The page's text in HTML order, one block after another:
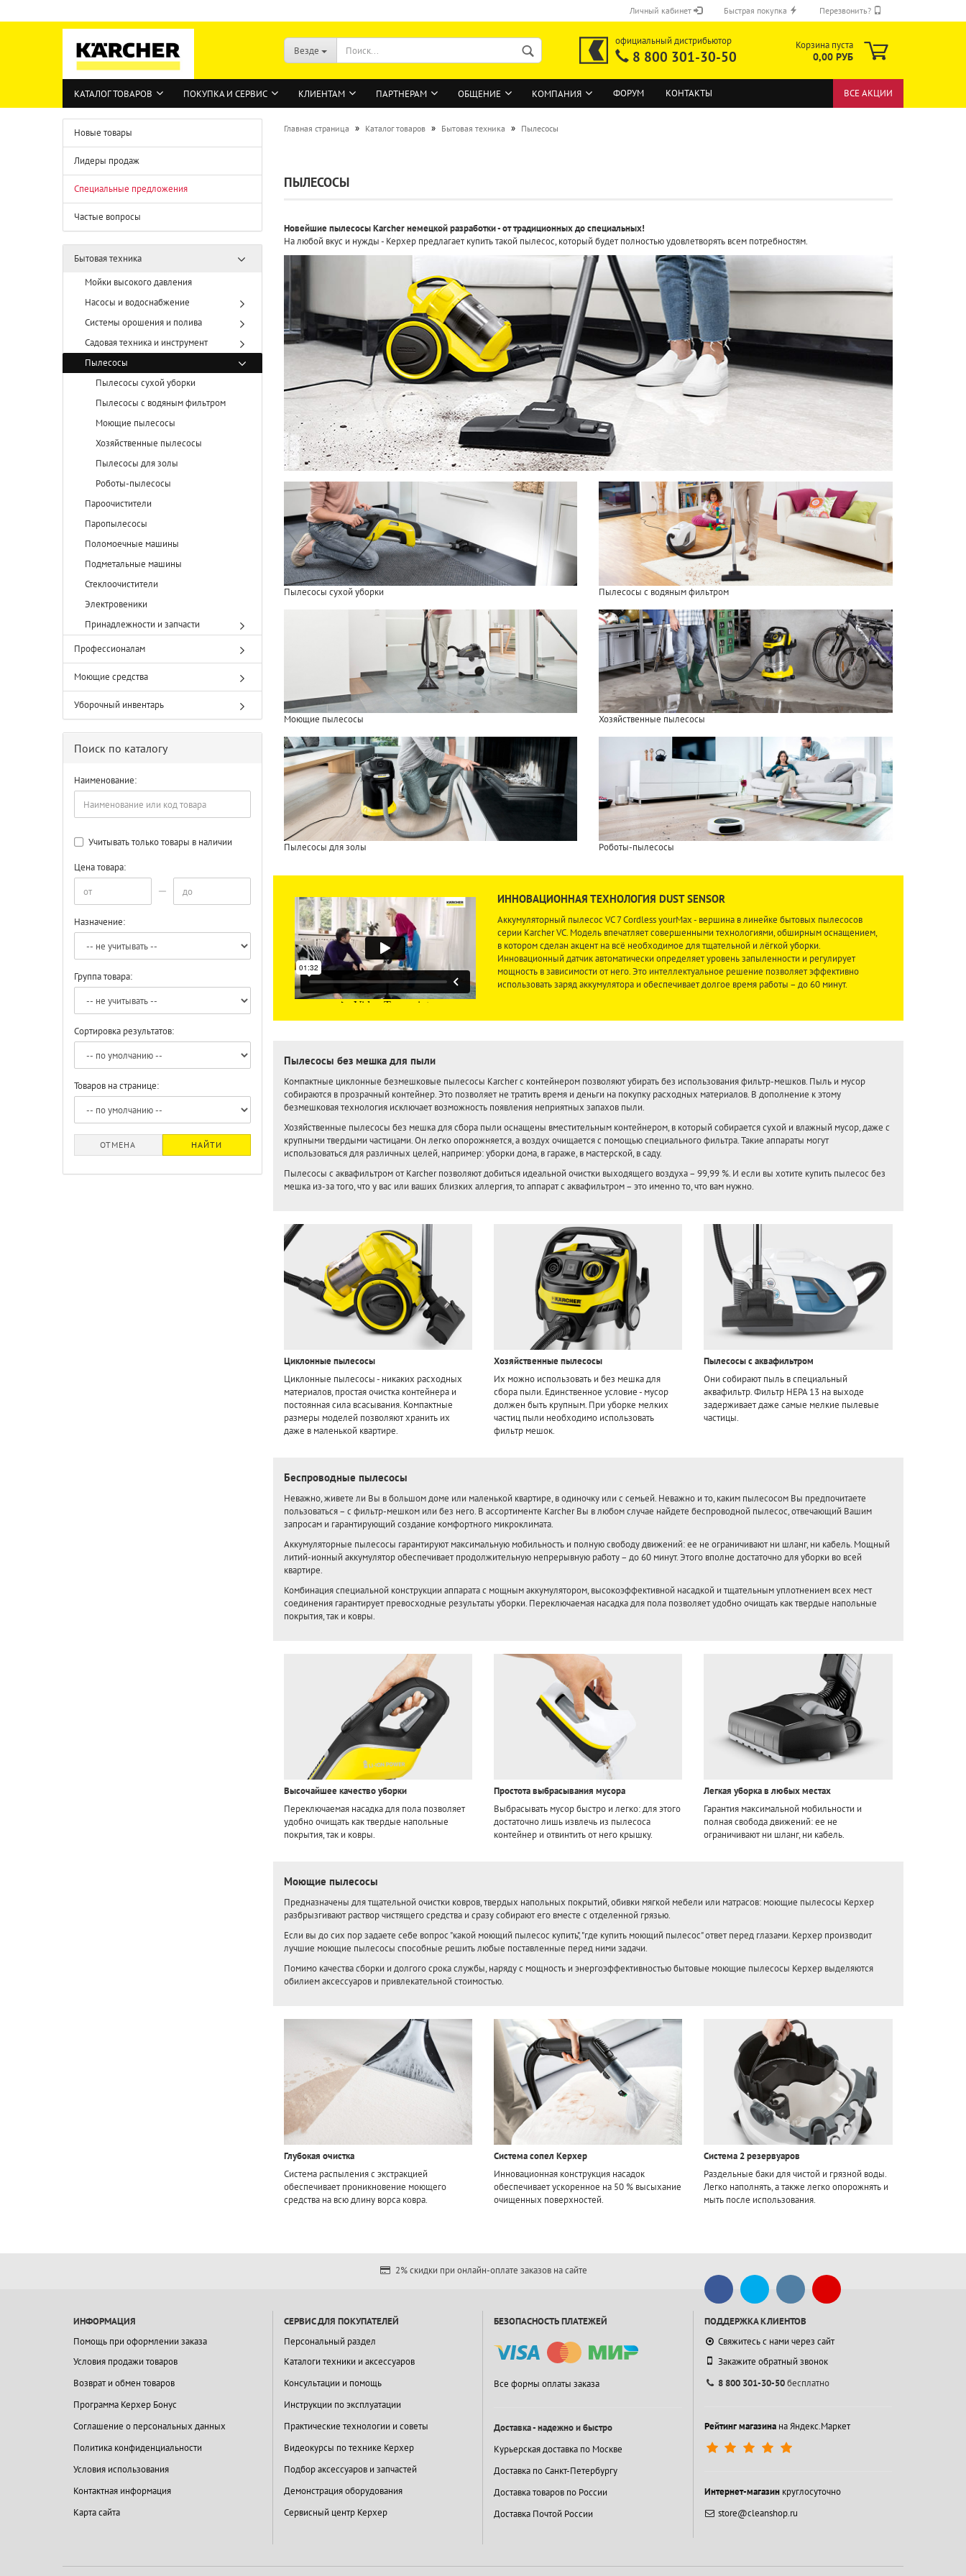
Личный кабинет Быстрая покупка Перезвонить?
Везде
официальный дистрибьютор
8 800 301-30-50
Корзина пуста
0,00 РУБ
КАТАЛОГ ТОВАРОВ ПОКУПКА И СЕРВИС КЛИЕНТАМ ПАРТНЕРАМ ОБЩЕНИЕ КОМПАНИЯ ФОРУМ КОНТАКТЫ ВСЕ АКЦИИ
Главная страница » Каталог товаров » Бытовая техника » Пылесосы
ПЫЛЕСОСЫ
Новейшие пылесосы Karcher немецкой разработки - от традиционных до специальных!
На любой вкус и нужды - Керхер предлагает купить такой пылесос, который будет полностью удовлетворять всем потребностям.
Пылесосы сухой уборки Пылесосы с водяным фильтром
Моющие пылесосы Хозяйственные пылесосы
Пылесосы для золы Роботы-пылесосы
ИННОВАЦИОННАЯ ТЕХНОЛОГИЯ DUST SENSOR
Аккумуляторный пылесос VC 7 Cordless yourMax - вершина в линейке бытовых пылесосов
серии Karcher VC. Модель впечатляет совершенными технологиями, обширным оснащением,
в котором сделан акцент на всё необходимое для тщательной и лёгкой уборки.
Инновационный датчик автоматически определяет уровень запыленности и регулирует
мощность в зависимости от него. Это интеллектуальное решение позволяет эффективно
использовать заряд аккумулятора и обеспечивает долгое время работы – до 60 минут.
Пылесосы без мешка для пыли
Компактные циклонные безмешковые пылесосы Karcher с контейнером позволяют убирать без использования фильтр-мешков. Пыль и мусор
собираются в прозрачный контейнер. Это позволяет не тратить время и деньги на покупку расходных материалов. В дополнение к этому
безмешковая технология исключает возможность появления неприятных запахов пыли.
Хозяйственные пылесосы без мешка для сбора пыли оснащены вместительным контейнером, в который собирается сухой и влажный мусор, даже с
крупными твердыми частицами. Он легко опорожняется, а воздух очищается с помощью специального фильтра. Такие аппараты могут
использоваться для различных целей, например: уборки дома, в гараже, в мастерской, в саду.
Пылесосы с аквафильтром от Karcher позволяют добиться идеальной очистки выходящего воздуха – 99,99 %. И если вы хотите купить пылесос без
мешка из-за того, что у вас или ваших близких аллергия, то аппарат с аквафильтром – это именно то, что вам нужно.
Циклонные пылесосы
Циклонные пылесосы - никаких расходных
материалов, простая очистка контейнера и
постоянная сила всасывания. Компактные
размеры моделей позволяют хранить их
даже в маленькой квартире.
Хозяйственные пылесосы
Их можно использовать и без мешка для
сбора пыли. Единственное условие - мусор
должен быть крупным. При уборке мелких
частиц пыли необходимо использовать
фильтр мешок.
Пылесосы с аквафильтром
Они собирают пыль в специальный
аквафильтр. Фильтр HEPA 13 на выходе
задерживает даже самые мелкие пылевые
частицы.
Беспроводные пылесосы
Неважно, живете ли Вы в большом доме или маленькой квартире, в одиночку или с семьей. Неважно и то, каким пылесосом Вы предпочитаете
пользоваться – с фильтр-мешком или без него. В ассортименте Karcher Вы в любом случае найдете беспроводной пылесос, отвечающий Вашим
запросам и гарантирующий создание комфортного микроклимата.
Аккумуляторные пылесосы гарантируют максимальную мобильность и полную свободу движений: ее не ограничивают ни шланг, ни кабель. Мощный
литий-ионный аккумулятор обеспечивает продолжительную непрерывную работу – до 60 минут. Этого вполне достаточно для уборки во всей
квартире.
Комбинация специальной конструкции аппарата с мощным аккумулятором, высокоэффективной насадкой и тщательным уплотнением всех мест
соединения гарантирует превосходные результаты уборки. Переключаемая насадка для пола позволяет удобно очищать как твердые напольные
покрытия, так и ковры.
Высочайшее качество уборки
Переключаемая насадка для пола позволяет
удобно очищать как твердые напольные
покрытия, так и ковры.
Простота выбрасывания мусора
Выбрасывать мусор быстро и легко: для этого
достаточно лишь извлечь из пылесоса
контейнер и отвинтить от него крышку.
Легкая уборка в любых местах
Гарантия максимальной мобильности и
полная свобода движений: ее не
ограничивают ни шланг, ни кабель.
Моющие пылесосы
Предназначены для тщательной очистки ковров, твердых напольных покрытий, обивки мягкой мебели или матрасов: моющие пылесосы Керхер
разбрызгивают раствор чистящего средства и сразу собирают его вместе с отделенной грязью.
Если вы до сих пор задаете себе вопрос "какой моющий пылесос купить", "где купить моющий пылесос" ответ перед глазами. Керхер производит
лучшие моющие пылесосы способные решить любые поставленные перед ними задачи.
Помимо качества сборки и долгого срока службы, наряду с мощность и энергоэффективностью бытовые моющие пылесосы Керхер выделяются
обилием аксессуаров и привлекательной стоимостью.
Глубокая очистка
Система распыления с экстракцией
обеспечивает проникновение моющего
средства на всю длину ворса ковра.
Система сопел Керхер
Инновационная конструкция насадок
обеспечивает ускоренное на 50 % высыхание
очищенных поверхностей.
Система 2 резервуаров
Раздельные баки для чистой и грязной воды.
Легко наполнять, а также легко опорожнять и
мыть после использования.
Новые товары
Лидеры продаж
Специальные предложения
Частые вопросы
Бытовая техника
Мойки высокого давления
Насосы и водоснабжение
Системы орошения и полива
Садовая техника и инструмент
Пылесосы
Пылесосы сухой уборки
Пылесосы с водяным фильтром
Моющие пылесосы
Хозяйственные пылесосы
Пылесосы для золы
Роботы-пылесосы
Пароочистители
Паропылесосы
Поломоечные машины
Подметальные машины
Стеклоочистители
Электровеники
Принадлежности и запчасти
Профессионалам
Моющие средства
Уборочный инвентарь
Поиск по каталогу
Наименование:
Учитывать только товары в наличии
Цена товара:
Назначение:
Группа товара:
Сортировка результатов:
Товаров на странице:
ОТМЕНА НАЙТИ
2% скидки при онлайн-оплате заказов на сайте
ИНФОРМАЦИЯ
Помощь при оформлении заказа
Условия продажи товаров
Возврат и обмен товаров
Программа Керхер Бонус
Соглашение о персональных данных
Политика конфиденциальности
Условия использования
Контактная информация
Карта сайта
СЕРВИС ДЛЯ ПОКУПАТЕЛЕЙ
Персональный раздел
Каталоги техники и аксессуаров
Консультации и помощь
Инструкции по эксплуатации
Практические технологии и советы
Видеокурсы по технике Керхер
Подбор аксессуаров и запчастей
Демонстрация оборудования
Сервисный центр Керхер
БЕЗОПАСНОСТЬ ПЛАТЕЖЕЙ
Все формы оплаты заказа
Доставка - надежно и быстро
Курьерская доставка по Москве
Доставка по Санкт-Петербургу
Доставка товаров по России
Доставка Почтой России
ПОДДЕРЖКА КЛИЕНТОВ
Свяжитесь с нами через сайт
Закажите обратный звонок
8 800 301-30-50бесплатно
Рейтинг магазинана Яндекс.Маркет
Интернет-магазинкруглосуточно
store@cleanshop.ru